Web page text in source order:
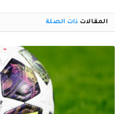
المقالات ذات الصلة